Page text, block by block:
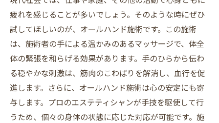
疲れを感じることが多いでしょう。そのような時にぜひ
試してほしいのが、オールハンド施術です。この施術
は、施術者の手による温かみのあるマッサージで、体全
体の緊張を和らげる効果があります。手のひらから伝わ
る穏やかな刺激は、筋肉のこわばりを解消し、血行を促
進します。さらに、オールハンド施術は心の安定にも寄
与します。プロのエステティシャンが手技を駆使して行
うため、個々の身体の状態に応じた対応が可能です。施